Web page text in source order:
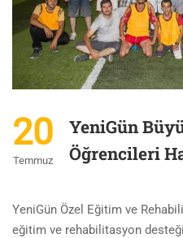
20
Temmuz
YeniGün
Öğrencileri
YeniGün Özel Eğitim ve
eğitim ve rehabilitasyon